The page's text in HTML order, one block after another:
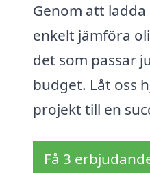
Genom att
enkelt jämföra
det som passar
budget. Låt oss
projekt till en
Få 3